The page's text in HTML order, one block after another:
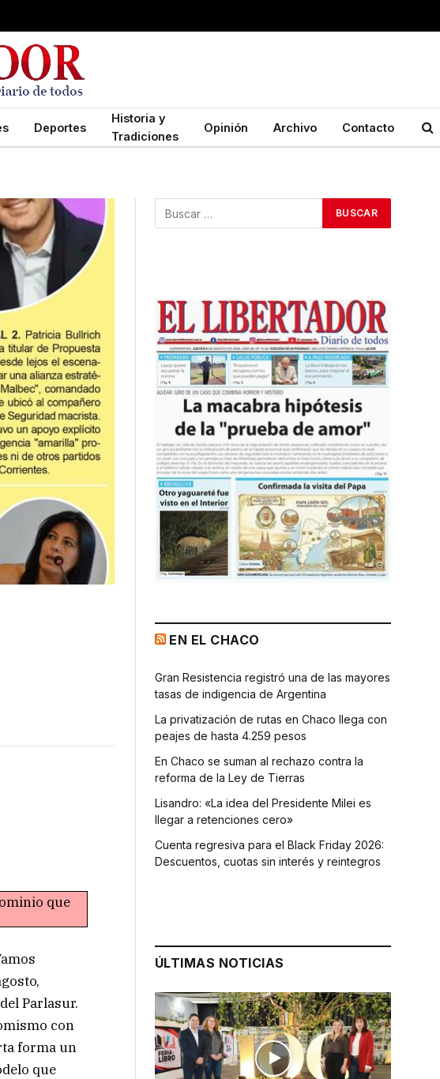
Deportes
Historia y
Tradiciones
Opinión Archivo Contacto
que
Parlasur.
con
forma un
que
EN EL CHACO
Gran Resistencia registró una de las mayores
tasas de indigencia de Argentina
La privatización de rutas en Chaco llega con
peajes de hasta 4.259 pesos
En Chaco se suman al rechazo contra la
reforma de la Ley de Tierras
Lisandro: «La idea del Presidente Milei es
llegar a retenciones cero»
Cuenta regresiva para el Black Friday 2026:
Descuentos, cuotas sin interés y reintegros
ÚLTIMAS NOTICIAS